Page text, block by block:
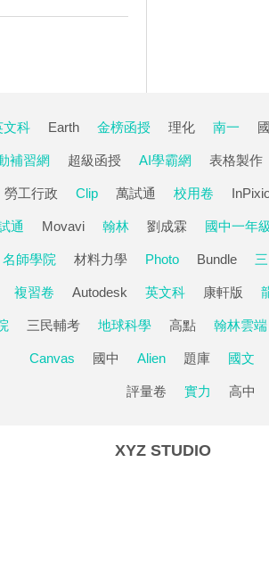
文科 Earth 金榜函授 理化 南一
補習網 超級函授 AI學霸網 表格製作
勞工行政 Clip 萬試通 校用卷
通 Movavi 翰林 劉成霖 國中一年
名師學院 材料力學 Photo Bundle
複習卷 Autodesk 英文科 康軒版
三民輔考 地球科學 高點 翰林雲端
Canvas 國中 Alien 題庫 國文
評量卷 實力 高中